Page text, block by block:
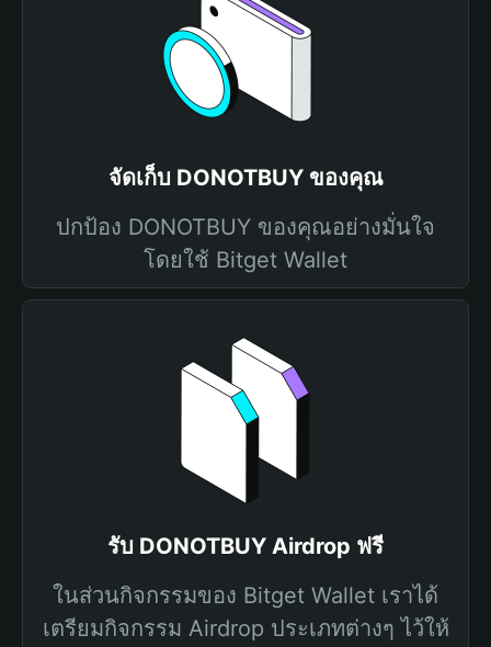
จัดเก็บ DONOTBUY ของคุณ
ปกป้อง DONOTBUY ของคุณอย่างมั่นใจ
โดยใช้ Bitget Wallet
รับ DONOTBUY Airdrop ฟรี
ในส่วนกิจกรรมของ Bitget Wallet เราได้
เตรียมกิจกรรม Airdrop ประเภทต่างๆ ไว้ให้